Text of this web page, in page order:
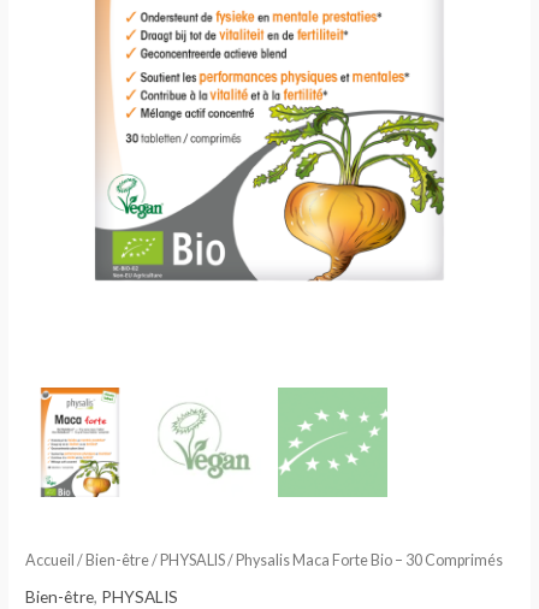
Accueil / Bien-être/ PHYSALIS/ Physalis Maca Forte Bio – 30 Comprimés
Bien-être, PHYSALIS